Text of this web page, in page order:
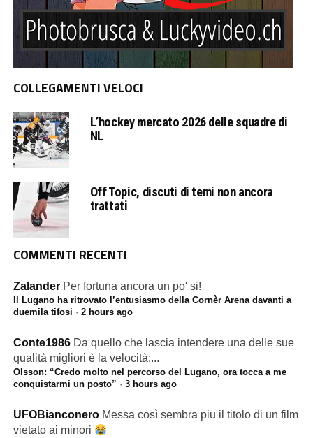
COLLEGAMENTI VELOCI
L’hockey mercato 2026 delle squadre di
NL
Off Topic, discuti di temi non ancora
trattati
COMMENTI RECENTI
Zalander Per fortuna ancora un po' si!
Il Lugano ha ritrovato l’entusiasmo della Cornèr Arena davanti a
duemila tifosi · 2 hours ago
Conte1986 Da quello che lascia intendere una delle sue
qualità migliori è la velocità:...
Olsson: “Credo molto nel percorso del Lugano, ora tocca a me
conquistarmi un posto” · 3 hours ago
UFOBianconero Messa così sembra piu il titolo di un film
vietato ai minori